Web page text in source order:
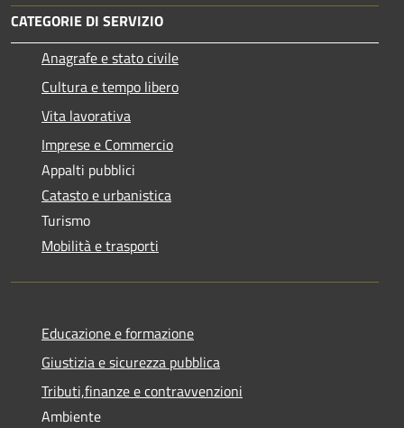
CATEGORIE DI SERVIZIO
Anagrafe e stato civile
Cultura e tempo libero
Vita lavorativa
Imprese e Commercio
Appalti pubblici
Catasto e urbanistica
Turismo
Mobilità e trasporti
Educazione e formazione
Giustizia e sicurezza pubblica
Tributi,finanze e contravvenzioni
Ambiente